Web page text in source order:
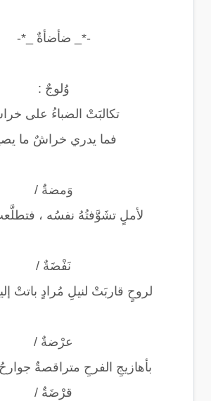
-*_ ضأضأةٌ _*-
وُلوجٌ :
تكالبَتْ الضباءُ على
فما يدري خراشٌ ما
وَمضةٌ /
لأملٍ تشَوَّفتُهُ نفسُه ،
نَفْضَةٌ /
لروحٍ قاربَتْ لنيلِ مُرادٍ باتتْ
عرْضةٌ /
بأهازيجِ الفرحِ متراقصةٌ
قرْضَةٌ /